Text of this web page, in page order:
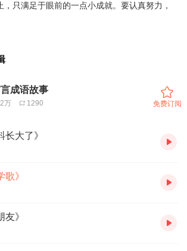
只满足于眼前的一点小成就。要认真努力，
成语故事
万 1290 免费订阅
长大了》
》
》